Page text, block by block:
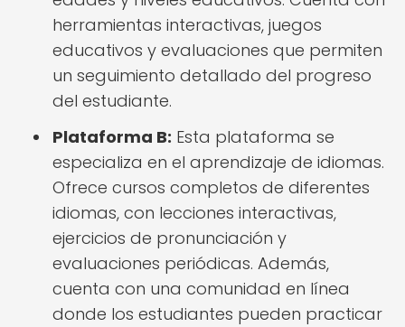
herramientas interactivas, juegos
educativos y evaluaciones que permiten
un seguimiento detallado del progreso
del estudiante.
Plataforma B: Esta plataforma se
especializa en el aprendizaje de idiomas.
Ofrece cursos completos de diferentes
idiomas, con lecciones interactivas,
ejercicios de pronunciación y
evaluaciones periódicas. Además,
cuenta con una comunidad en línea
donde los estudiantes pueden practicar